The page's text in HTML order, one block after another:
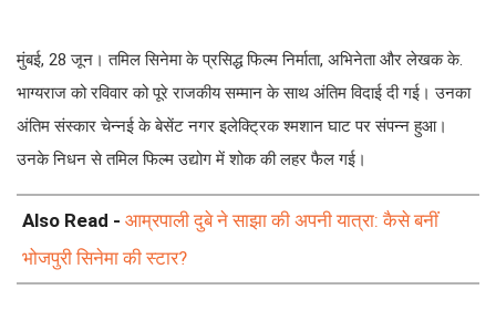
मुंबई, 28 जून। तमिल सिनेमा के प्रसिद्ध फिल्म निर्माता, अभिनेता और लेखक के.
भाग्यराज को रविवार को पूरे राजकीय सम्मान के साथ अंतिम विदाई दी गई। उनका
अंतिम संस्कार चेन्नई के बेसेंट नगर इलेक्ट्रिक श्मशान घाट पर संपन्न हुआ।
उनके निधन से तमिल फिल्म उद्योग में शोक की लहर फैल गई।
Also Read - आम्रपाली दुबे ने साझा की अपनी यात्रा: कैसे बनीं
भोजपुरी सिनेमा की स्टार?